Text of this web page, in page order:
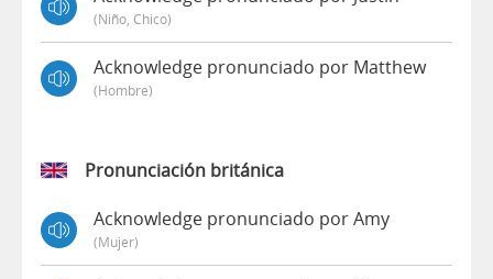
(niño, Chico)
Acknowledge pronunciado por Matthew
(hombre)
Pronunciación británica
Acknowledge pronunciado por Amy
(mujer)